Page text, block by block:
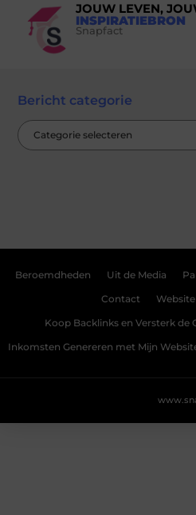
JOUW LEVEN,
INSPIRATIEBRON
Snapfact
Bericht categorie
Beroemdheden Uit de Media
Contact
Koop Backlinks en Versterk de
Inkomsten Genereren met Mijn